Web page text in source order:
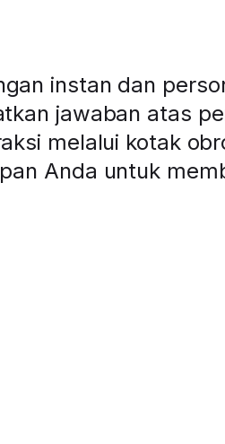
instan dan
jawaban atas
melalui kotak
Anda untuk